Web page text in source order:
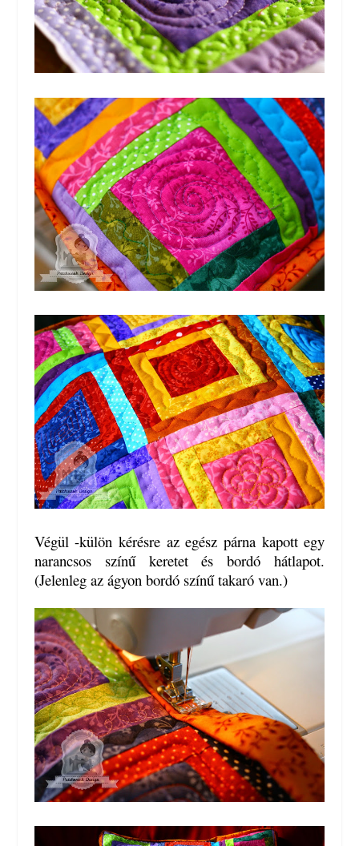
Végül -külön kérésre az egész párna kapott egy
narancsos színű keretet és bordó hátlapot.
(Jelenleg az ágyon bordó színű takaró van.)